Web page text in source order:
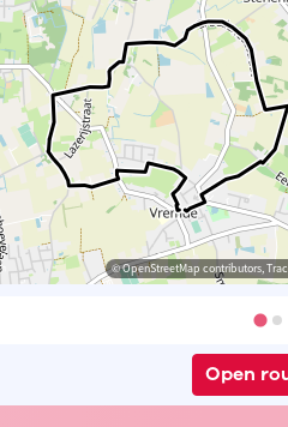
© OpenStreetMap contributors,
Open